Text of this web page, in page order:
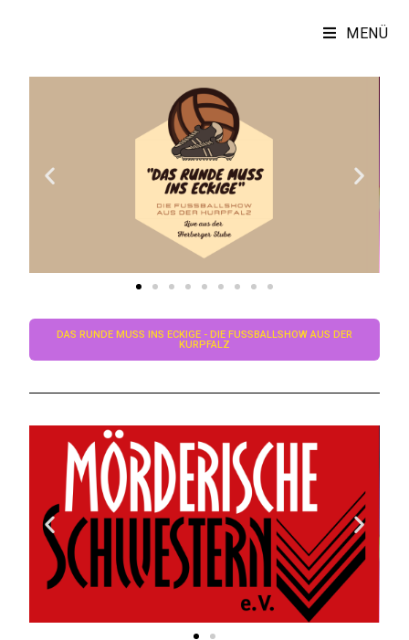
MENÜ
DAS RUNDE MUSS INS ECKIGE - DIE FUSSBALLSHOW AUS DER K
URPFALZ